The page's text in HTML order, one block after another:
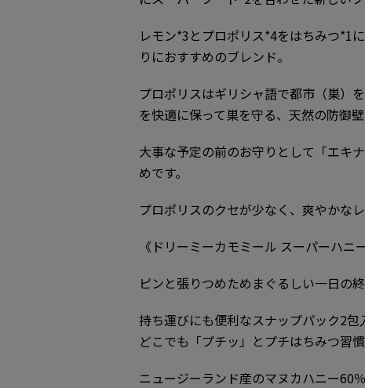
レモン*3とプロポリス*4をはちみつ*1
りにおすすめのブレンド。
プロポリスはギリシャ語で都市（巣）
を快適に保って巣を守る、天然の防御壁
大事な予定の前のお守りとして「エキ
めです。
プロポリスのクセが少なく、爽やかな
《ドリーミーカモミール スーパーハニ
ピンと張りつめためまぐるしい一日の
持ち運びにも便利なスナップパック2
どこでも「プチッ」とプチはちみつ習慣
ニュージーランド産のマヌカハニー60